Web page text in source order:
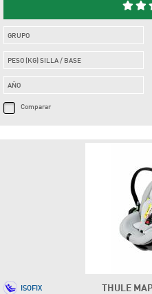
GRUPO
PESO (KG) SILLA / BASE
AÑO
Comparar
THULE
ISOFIX